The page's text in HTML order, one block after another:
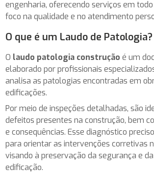
engenharia, oferecendo serviços em
foco na qualidade e no atendimento
O que é um Laudo de Patologia?
O laudo patologia construção é um
elaborado por profissionais
analisa as patologias encontradas em
edificações.
Por meio de inspeções detalhadas, são
defeitos presentes na construção, bem
e consequências. Esse diagnóstico
para orientar as intervenções corretivas
visando à preservação da segurança e
edificação.